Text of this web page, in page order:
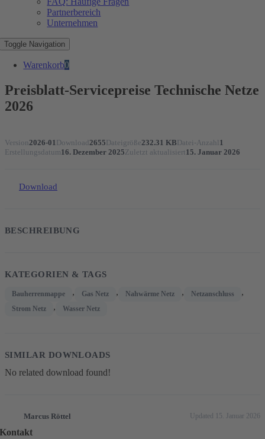
Partnerbereich
Unternehmen
Toggle Navigation
Warenkorb0
Preisblatt-Servicepreise Technische Netze
2026
Version 2026-01 Download 2655Dateigröße232.31 KBDatei-Anzahl 1
Erstellungsdatum16. Dezember 2025Zuletzt aktualisiert 15. Januar 2026
Download
BESCHREIBUNG
KATEGORIEN & TAGS
Bauherrenmappe , Gas Netz , Nahwärme Netz , Netzanschluss ,
Strom Netz , Wasser Netz
SIMILAR DOWNLOADS
No related download found!
Marcus Röttel Updated 15. Januar 2026
Kontakt